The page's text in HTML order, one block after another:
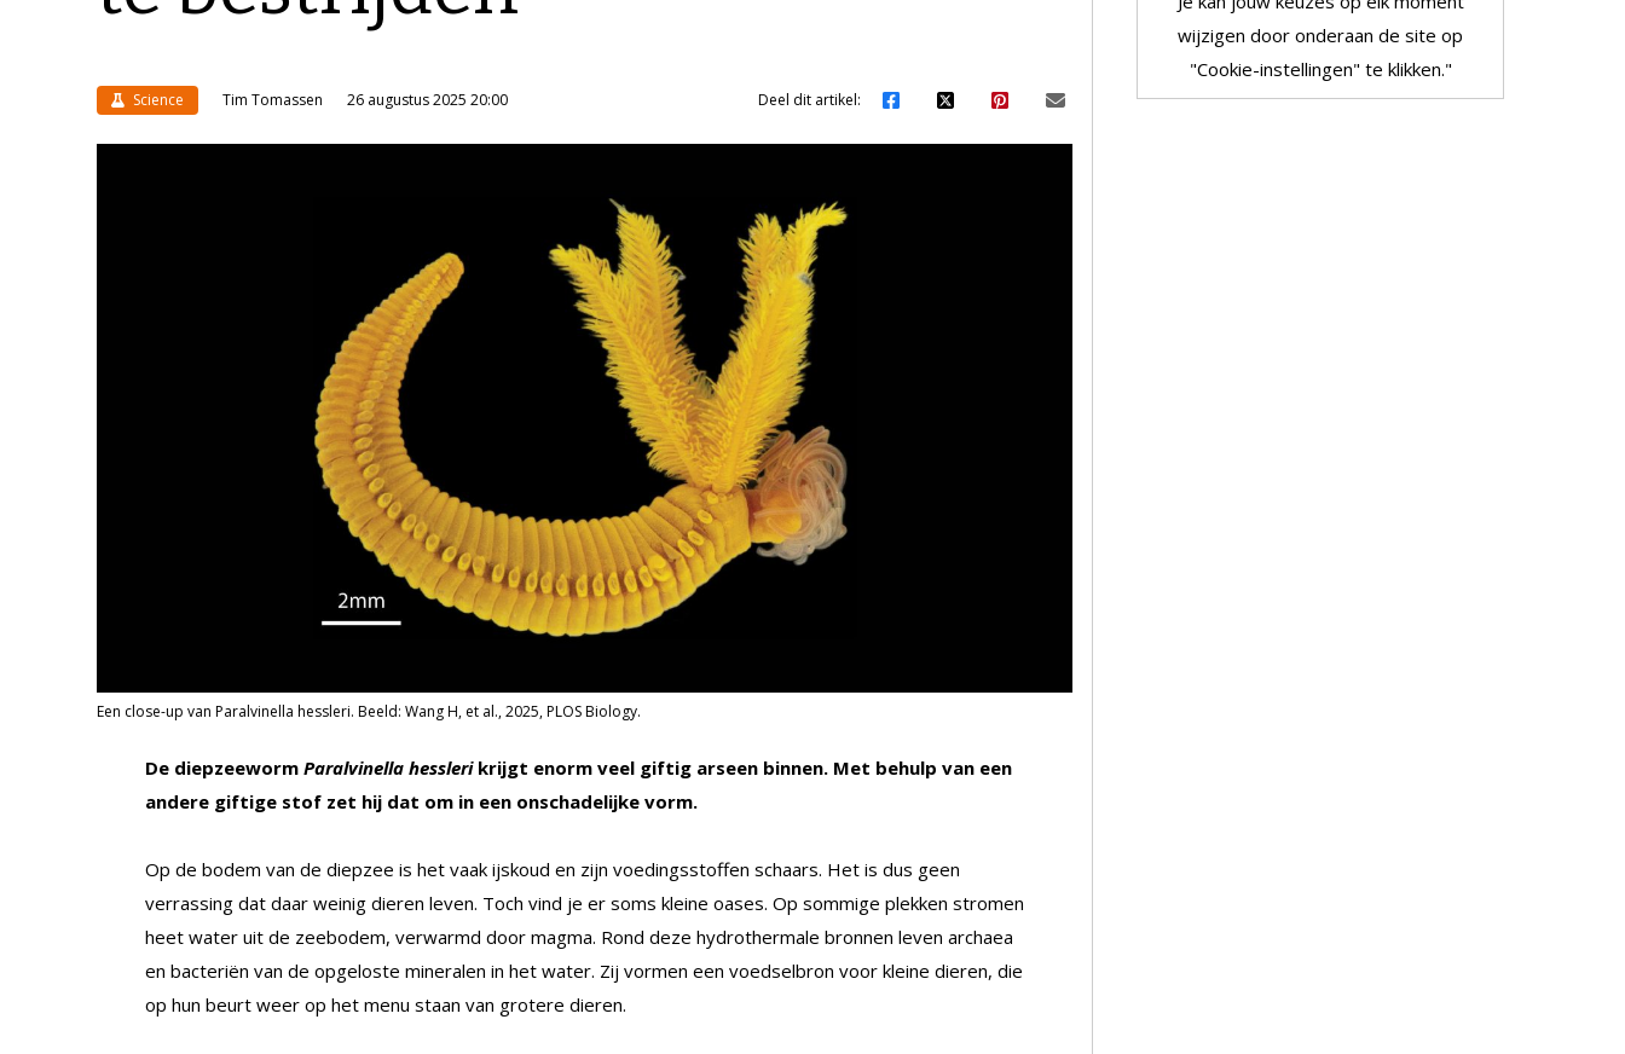
Science Tim Tomassen 26 augustus 2025 20:00 Deel dit artikel:
Een close-up van Paralvinella hessleri. Beeld: Wang H, et al., 2025, PLOS Biology.
De diepzeeworm Paralvinella hessleri krijgt enorm veel giftig arseen binnen. Met behulp van een
andere giftige stof zet hij dat om in een onschadelijke vorm.
Op de bodem van de diepzee is het vaak ijskoud en zijn voedingsstoffen schaars. Het is dus geen
verrassing dat daar weinig dieren leven. Toch vind je er soms kleine oases. Op sommige plekken stromen
heet water uit de zeebodem, verwarmd door magma. Rond deze hydrothermale bronnen leven archaea
en bacteriën van de opgeloste mineralen in het water. Zij vormen een voedselbron voor kleine dieren, die
op hun beurt weer op het menu staan van grotere dieren.
wijzigen door onderaan de site op
"Cookie-instellingen" te klikken."